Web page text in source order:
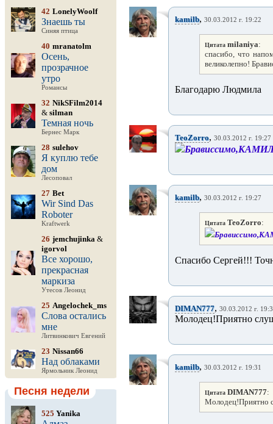
42 LonelyWoolf
Знаешь ты
Синяя птица
40 mranatolm
Осень,
прозрачное
утро
Романсы
32 NikSFilm2014
& silman
Темная ночь
Бернес Марк
28 sulehov
Я куплю тебе
дом
Лесоповал
27 Bet
Wir Sind Das
Roboter
Kraftwerk
26 jemchujinka &
igorvol
Все хорошо,
прекрасная
маркиза
Утесов Леонид
25 Angelochek_ms
Слова остались
мне
Литвинкович Евгений
23 Nissan66
Над облаками
Ярмольник Леонид
Песня недели
525 Yanika
kamilb, 30.03.2012 г. 19:22
Цитата milaniya:
спасибо, что
великолепно!
Благодарю Людмила
TeoZorro, 30.03.2012 г. 19:27
kamilb, 30.03.2012 г. 19:27
Цитата TeoZorro:
Спасибо Сергей!!!
DIMAN777, 30.03.2012 г.
Молодец!Приятно
kamilb, 30.03.2012 г. 19:31
Цитата DIMAN777:
Молодец!Приятно